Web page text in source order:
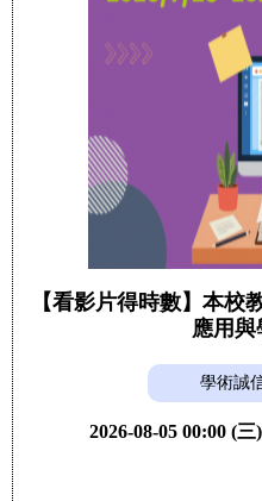
【看影片得時數】本校
應用與
學術誠
2026-08-05 00:00 (